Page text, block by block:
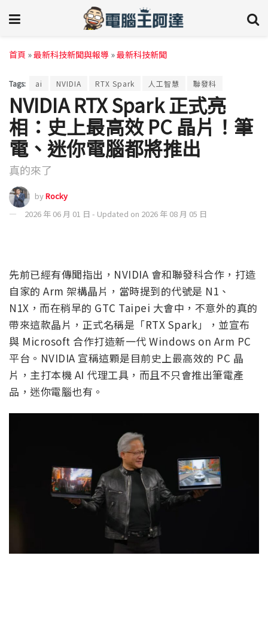
首頁 »最新科技新聞與報導 »最新科技新聞
Tags: ai NVIDIA RTX Spark 人工智慧 聯發科
NVIDIA RTX Spark 正式亮
相：史上最高效 PC 晶片！筆
電、迷你電腦都將推出
真的來了
byRocky
2026 年 06 月 01 日 - Updated on 2026 年 08 月 05 日
先前已經有傳聞指出，NVIDIA 會和聯發科合作，打造
自家的 Arm 架構晶片，當時提到的代號是 N1、
N1X，而在稍早的 GTC Taipei 大會中，不意外的真的
帶來這款晶片，正式名稱是「RTX Spark」，並宣布
與 Microsoft 合作打造新一代 Windows on Arm PC
平台。NVIDIA 宣稱這顆是目前史上最高效的 PC 晶
片，主打本機 AI 代理工具，而且不只會推出筆電產
品，迷你電腦也有。